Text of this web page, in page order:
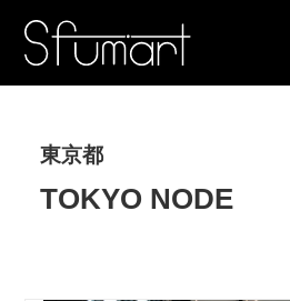
EXHIBITION
東京都
TOKYO NODE